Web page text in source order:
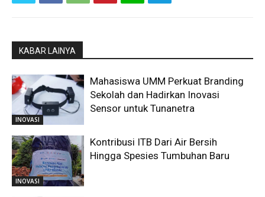
KABAR LAINYA
INOVASI
Mahasiswa UMM Perkuat Branding
Sekolah dan Hadirkan Inovasi
Sensor untuk Tunanetra
INOVASI
Kontribusi ITB Dari Air Bersih
Hingga Spesies Tumbuhan Baru